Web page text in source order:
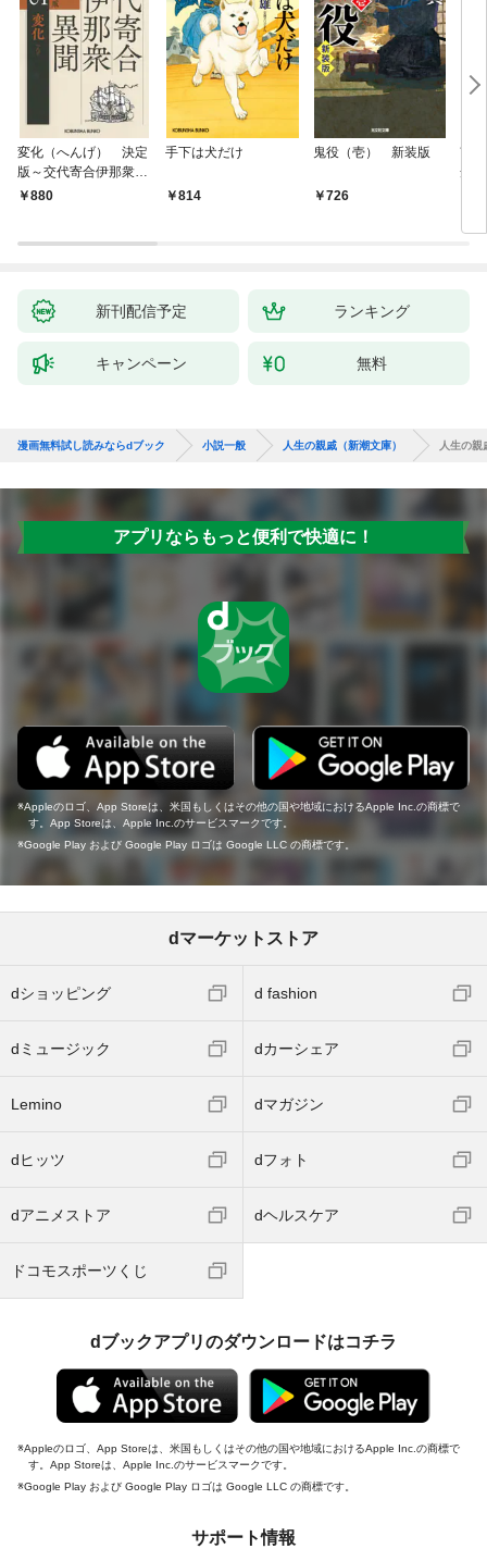
変化（へんげ） 決定
版～交代寄合伊那衆異
聞（1）～
880
手下は犬だけ
814
鬼役（壱） 新装版
726
南
舟
新刊配信予定 ランキング
キャンペーン 無料
漫画無料試し読みならdブック 小説一般 人生の親戚（新潮文庫） 人生の親
アプリならもっと便利で快適に！
Appleのロゴ、App Storeは、米国もしくはその他の国や地域におけるApple Inc.の商標で
す。App Storeは、Apple Inc.のサービスマークです。
Google Play および Google Play ロゴは Google LLC の商標です。
dマーケットストア
dショッピング d fashion
dミュージック dカーシェア
Lemino dマガジン
dヒッツ dフォト
dアニメストア dヘルスケア
ドコモスポーツくじ
dブックアプリのダウンロードはコチラ
Appleのロゴ、App Storeは、米国もしくはその他の国や地域におけるApple Inc.の商標で
す。App Storeは、Apple Inc.のサービスマークです。
Google Play および Google Play ロゴは Google LLC の商標です。
サポート情報